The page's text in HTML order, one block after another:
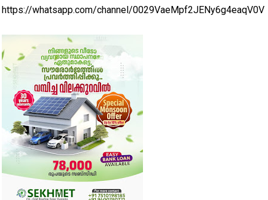
https://whatsapp.com/channel/0029VaeMpf2JENy6g4eaqV0V